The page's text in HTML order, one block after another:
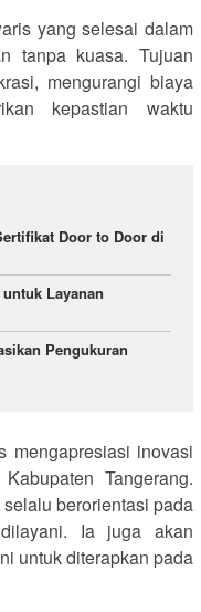
yang selesai dalam
tanpa kuasa. Tujuan
mengurangi biaya
kepastian waktu
Door to Door di
Layanan
Pengukuran
mengapresiasi inovasi
Tangerang.
berorientasi pada
Ia juga akan
untuk diterapkan pada